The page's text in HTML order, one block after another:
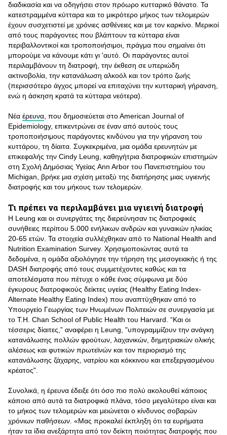
διαδικασία και να οδηγήσει στον πρόωρο κυτταρικό θάνατο. Τα
κατεστραμμένα κύτταρα και το μικρότερο μήκος των τελομερών
έχουν συσχετιστεί με χρόνιες ασθένειες και με τον καρκίνο. Μερικοί
από τους παράγοντες που βλάπτουν τα κύτταρα είναι
περιβαλλοντικοί και τροποποιήσιμοι, πράγμα που σημαίνει ότι
μπορούμε να κάνουμε κάτι γι 'αυτό. Οι παράγοντες αυτοί
περιλαμβάνουν τη διατροφή, την έκθεση σε υπεριώδη
ακτινοβολία, την κατανάλωση αλκοόλ και τον τρόπο ζωής
(περισσότερο άγχος μπορεί να επιταχύνει την κυτταρική γήρανση,
ενώ η άσκηση κρατά τα κύτταρα νεότερα).
Νέα έρευνα , που δημοσιεύεται στο Αmerican Journal of
Epidemiology, επικεντρώνει σε έναν από αυτούς τους
τροποποιήσιμους παράγοντες κινδύνου για την γήρανση του
κυττάρου, τη δίαιτα. Συγκεκριμένα, μια ομάδα ερευνητών με
επικεφαλής την Cindy Leung, καθηγήτρια διατροφικών επιστημών
στη Σχολή Δημόσιας Υγείας Ann Arbor του Πανεπιστημίου του
Michigan, βρήκε μια σχέση μεταξύ της διατήρησης μιας υγιεινής
διατροφής και του μήκους των τελομερών.
Τι πρέπει να περιλαμβάνει μια υγιεινή διατροφή
Η Leung και οι συνεργάτες της διερεύνησαν τις διατροφικές
συνήθειες περίπου 5.000 ενήλικων ανδρών και γυναικών ηλικίας
20-65 ετών. Τα στοιχεία συλλέχθηκαν από το National Health and
Nutrition Examination Survey. Χρησιμοποιώντας αυτά τα
δεδομένα, η ομάδα αξιολόγησε την τήρηση της μεσογειακής ή της
DASH διατροφής από τους συμμετέχοντες καθώς και τα
αποτελέσματα που πέτυχε ο κάθε ένας σύμφωνα με δύο
έγκυρους διατροφικούς δείκτες υγείας (Healthy Eating Index-
Alternate Healthy Eating Index) που αναπτύχθηκαν από το
Υπουργείο Γεωργίας των Ηνωμένων Πολιτειών σε συνεργασία με
το Τ.Η. Chan School of Public Health του Harvard. “Και οι
τέσσερις δίαιτες,” αναφέρει η Leung, "υπογραμμίζουν την ανάγκη
κατανάλωσης πολλών φρούτων, λαχανικών, δημητριακών ολικής
αλέσεως και φυτικών πρωτεϊνών και τον περιορισμό της
κατανάλωσης ζάχαρης, νατρίου και κόκκινου και επεξεργασμένου
κρέατος".
Συνολικά, η έρευνα έδειξε ότι όσο πιο πολύ ακολουθεί κάποιος
κάποιο από αυτά τα διατροφικά πλάνα, τόσο μεγαλύτερο είναι και
το μήκος των τελομερών και μειώνεται ο κίνδυνος σοβαρών
χρόνιων παθήσεων. «Μας προκαλεί έκπληξη ότι τα ευρήματα
ήταν τα ίδια ανεξάρτητα από τον δείκτη ποιότητας διατροφής που